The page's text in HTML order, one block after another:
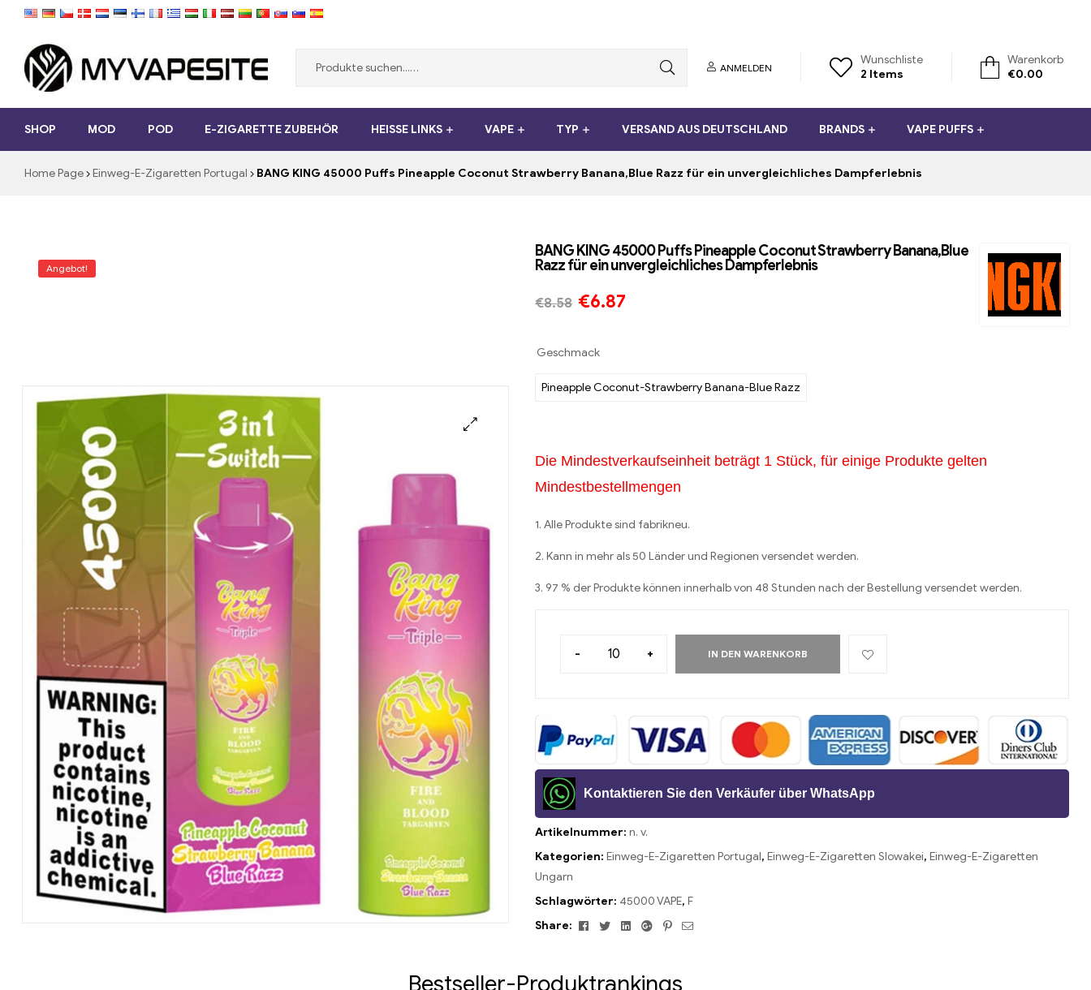
Myvapesite.de
günstig
ANMELDEN
Wunschliste
2 Items
Warenkorb
€0.00
SHOP MOD POD E-ZIGARETTE ZUBEHÖR HEISSE LINKS VAPE TYP VERSAND AUS DEUTSCHLAND BRANDS VAPE PUFFS
Home Page Einweg-E-Zigaretten Portugal BANG KING 45000 Puffs Pineapple Coconut Strawberry Banana,Blue Razz für ein unvergleichliches Dampferlebnis
Angebot!
BANG KING 45000 Puffs Pineapple Coconut Strawberry Banana,Blue
Razz für ein unvergleichliches Dampferlebnis
€8.58 €6.87
Geschmack
Pineapple Coconut-Strawberry Banana-Blue Razz
Die Mindestverkaufseinheit beträgt 1 Stück, für einige Produkte gelten
Mindestbestellmengen
1. Alle Produkte sind fabrikneu.
2. Kann in mehr als 50 Länder und Regionen versendet werden.
3. 97 % der Produkte können innerhalb von 48 Stunden nach der Bestellung versendet werden.
- + IN DEN WARENKORB
Kontaktieren Sie den Verkäufer über WhatsApp
Artikelnummer:n. v.
Kategorien:Einweg-E-Zigaretten Portugal,Einweg-E-Zigaretten Slowakei,Einweg-E-Zigaretten
Ungarn
Schlagwörter: 45000 VAPE,F
Share:
FacebookTwitterLinkedinGoogle+Pinterest
Email
Bestseller-Produktrankings